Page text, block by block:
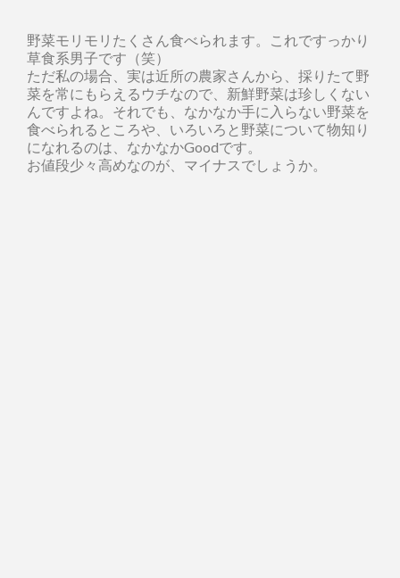
野菜モリモリたくさん食べられます。これですっかり
草食系男子です（笑）
ただ私の場合、実は近所の農家さんから、採りたて野
菜を常にもらえるウチなので、新鮮野菜は珍しくない
んですよね。それでも、なかなか手に入らない野菜を
食べられるところや、いろいろと野菜について物知り
になれるのは、なかなかGoodです。
お値段少々高めなのが、マイナスでしょうか。